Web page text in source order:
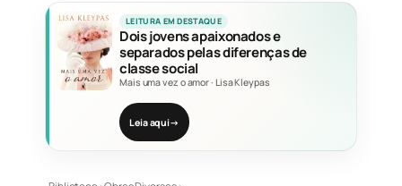
LEITURA EM DESTAQUE
Dois jovens apaixonados e
separados pelas diferenças de
classe social
Mais uma vez o amor· Lisa Kleypas
Leia aqui→